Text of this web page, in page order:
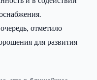
отметило
для развития